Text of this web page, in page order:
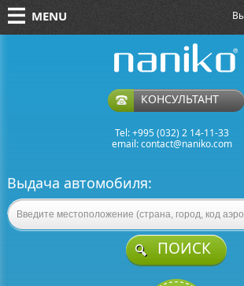
MENU
КОНСУЛЬТАНТ
Tel: +995 (032) 2 14-11-33
email:contact@naniko.com
Выдача автомобиля:
ПОИСК